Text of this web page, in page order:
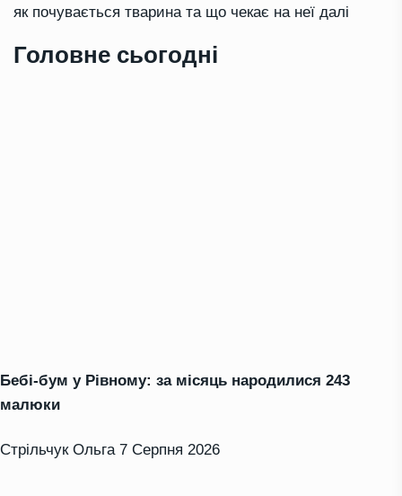
як почувається тварина та що чекає на неї далі
Головне сьогодні
Бебі-бум у Рівному: за місяць народилися 243
малюки
Стрільчук Ольга 7 Серпня 2026